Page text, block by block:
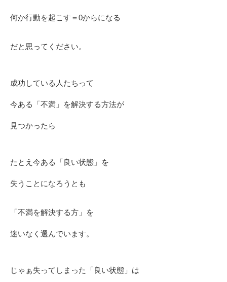
何か行動を起こす＝0からになる
だと思ってください。
成功している人たちって
今ある「不満」を解決する方法が
見つかったら
たとえ今ある「良い状態」を
失うことになろうとも
「不満を解決する方」を
迷いなく選んでいます。
じゃぁ失ってしまった「良い状態」は